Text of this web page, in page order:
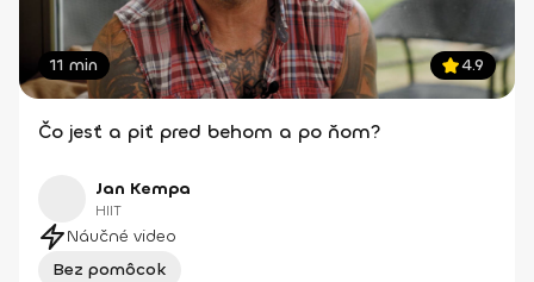
11 min 4.9
Čo jesť a piť pred behom a po ňom?
Jan Kempa
HIIT
Náučné video
Bez pomôcok